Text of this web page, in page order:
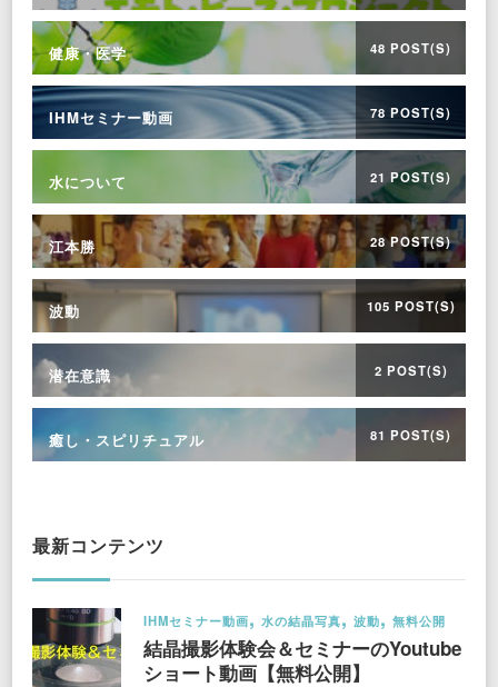
健康・医学 48 POST(S)
IHMセミナー動画 78 POST(S)
水について 21 POST(S)
江本勝 28 POST(S)
波動 105 POST(S)
潜在意識 2 POST(S)
癒し・スピリチュアル 81 POST(S)
最新コンテンツ
IHMセミナー動画 水の結晶写真 波動 無料公開
結晶撮影体験会＆セミナーのYoutube
ショート動画【無料公開】